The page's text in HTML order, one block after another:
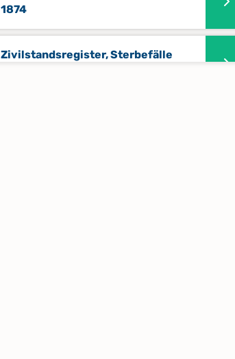
1874
Zivilstandsregister, Sterbefälle